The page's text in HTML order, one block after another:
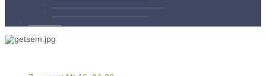
Dejiny minoritov vo svete
Dejiny minoritov na Slovensku
Rytierstvo Nepoškvrnenej
Kontakty